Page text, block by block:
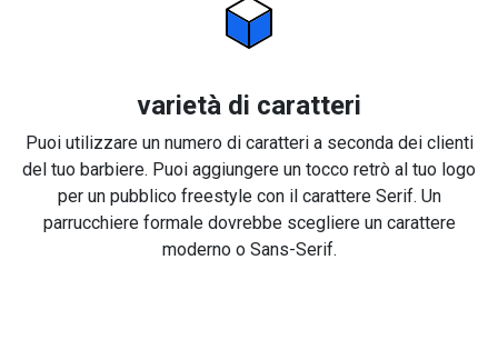
varietà di caratteri
Puoi utilizzare un numero di caratteri a seconda dei clienti
del tuo barbiere. Puoi aggiungere un tocco retrò al tuo logo
per un pubblico freestyle con il carattere Serif. Un
parrucchiere formale dovrebbe scegliere un carattere
moderno o Sans-Serif.